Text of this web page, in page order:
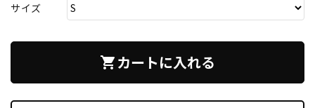
サイズ
shopping_cart カートに入れる